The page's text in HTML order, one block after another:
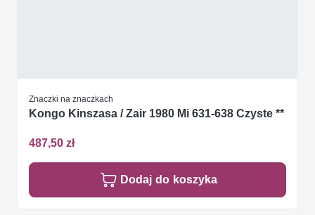
Znaczki na znaczkach
Kongo Kinszasa / Zair 1980 Mi 631-638 Czyste **
487,50 zł
Dodaj do koszyka